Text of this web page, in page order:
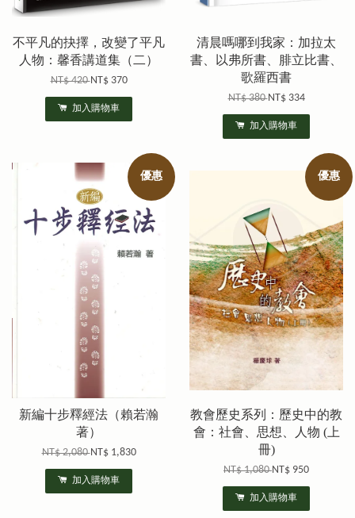
不平凡的抉擇，改變了平凡
人物：馨香講道集（二）
NT$ 420NT$ 370
加入購物車
清晨嗎哪到我家：加拉太
書、以弗所書、腓立比書、
歌羅西書
NT$ 380NT$ 334
加入購物車
優惠
新編十步釋經法（賴若瀚
著）
NT$ 2,080NT$ 1,830
加入購物車
優惠
教會歷史系列：歷史中的教
會：社會、思想、人物 (上
冊)
NT$ 1,080NT$ 950
加入購物車